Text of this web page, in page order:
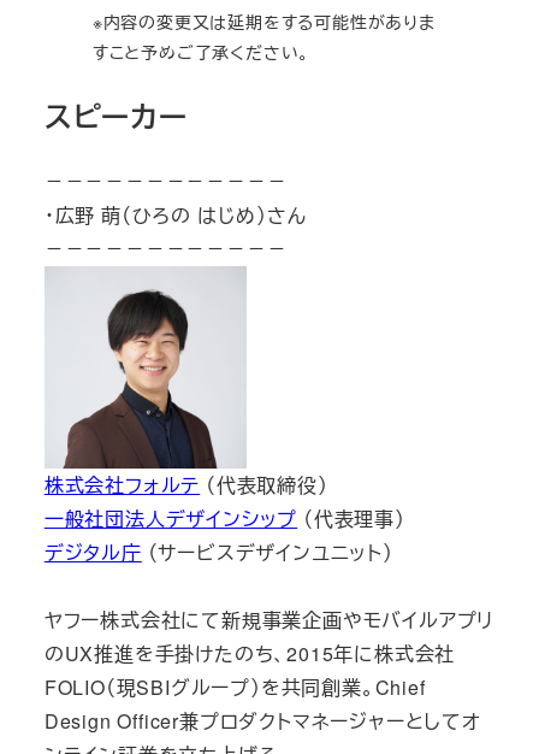
※内容の変更又は延期をする可能性がありま
すこと予めご了承ください。
スピーカー
－－－－－－－－－－－－
・広野 萌（ひろの はじめ）さん
－－－－－－－－－－－－
株式会社フォルテ （代表取締役）
一般社団法人デザインシップ （代表理事）
デジタル庁 （サービスデザインユニット）
ヤフー株式会社にて新規事業企画やモバイルアプリ
のUX推進を手掛けたのち、2015年に株式会社
FOLIO（現SBIグループ）を共同創業。Chief
Design Officer兼プロダクトマネージャーとしてオ